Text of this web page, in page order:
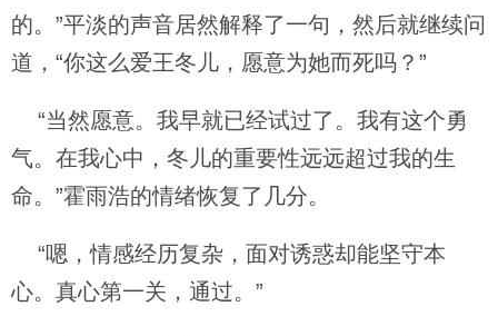
的。”平淡的声音居然解释了一句，然后就继续问
道，“你这么爱王冬儿，愿意为她而死吗？”
“当然愿意。我早就已经试过了。我有这个勇
气。在我心中，冬儿的重要性远远超过我的生
命。”霍雨浩的情绪恢复了几分。
“嗯，情感经历复杂，面对诱惑却能坚守本
心。真心第一关，通过。”